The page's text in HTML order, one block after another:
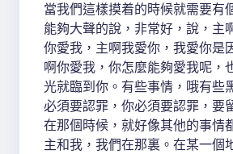
當我們這樣摸着的時候就需要有
能夠大聲的說，非常好，說，主
你愛我，主啊我愛你，我愛你是
啊你愛我，你怎麼能夠愛我呢，
光就臨到你。有些事情，哦有些
必須要認罪，你必須要認罪，要
在那個時候，就好像其他的事情
主和我，我們在那裏。在某一個